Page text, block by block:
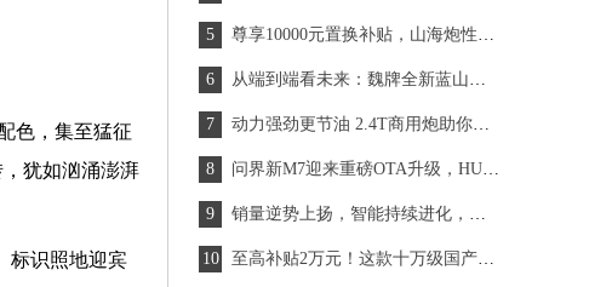
色，集至猛征
犹如汹涌澎湃
标识照地迎宾
尊享10000元置换补贴，山海炮性能版带你解锁户外自然之美
从端到端看未来：魏牌全新蓝山的智驾未来可期
动力强劲更节油 2.4T商用炮助你创富路之路更通畅
问界新M7迎来重磅OTA升级，HUAWEI ADS 3.0开启智能驾驶新时代
销量逆势上扬，智能持续进化，魏牌全新蓝山尽显韧性
至高补贴2万元！这款十万级国产小钢炮没有年轻人可以拒绝